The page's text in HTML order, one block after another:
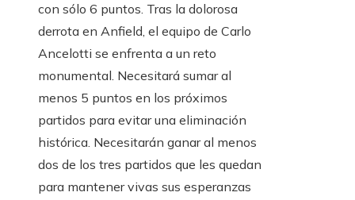
con sólo 6 puntos. Tras la dolorosa
derrota en Anfield, el equipo de Carlo
Ancelotti se enfrenta a un reto
monumental. Necesitará sumar al
menos 5 puntos en los próximos
partidos para evitar una eliminación
histórica. Necesitarán ganar al menos
dos de los tres partidos que les quedan
para mantener vivas sus esperanzas